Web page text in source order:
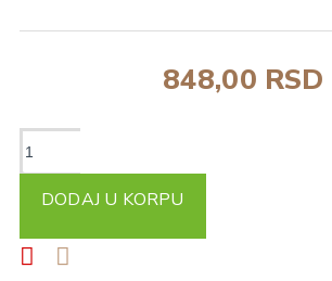
848,00 RSD
DODAJ U KORPU